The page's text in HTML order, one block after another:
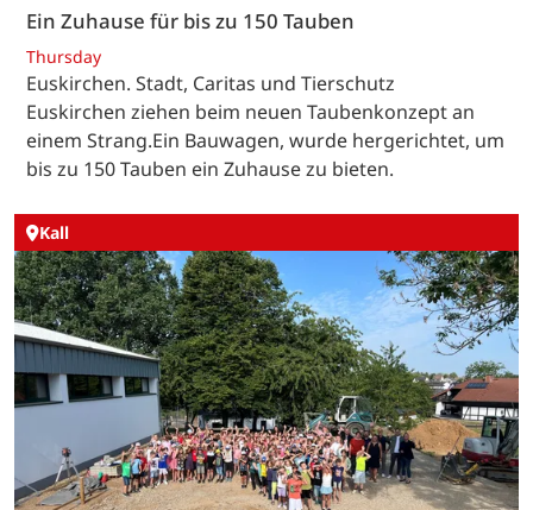
Ein Zuhause für bis zu 150 Tauben
Thursday
Euskirchen. Stadt, Caritas und Tierschutz
Euskirchen ziehen beim neuen Taubenkonzept an
einem Strang.Ein Bauwagen, wurde hergerichtet, um
bis zu 150 Tauben ein Zuhause zu bieten.
Kall